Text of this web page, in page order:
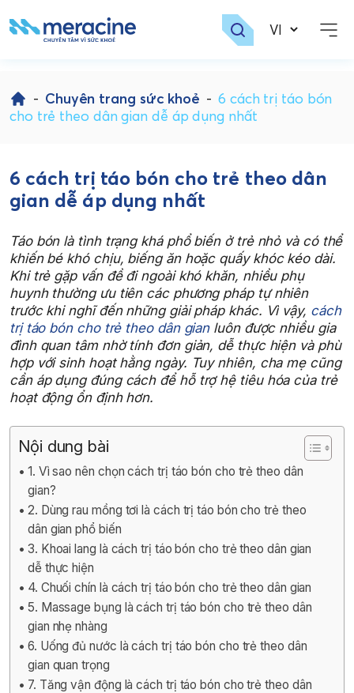
to
content
- Chuyên trang sức khoẻ - 6 cách trị táo bón
cho trẻ theo dân gian dễ áp dụng nhất
6 cách trị táo bón cho trẻ theo dân
gian dễ áp dụng nhất
Táo bón là tình trạng khá phổ biến ở trẻ nhỏ và có thể
khiến bé khó chịu, biếng ăn hoặc quấy khóc kéo dài.
Khi trẻ gặp vấn đề đi ngoài khó khăn, nhiều phụ
huynh thường ưu tiên các phương pháp tự nhiên
trước khi nghĩ đến những giải pháp khác. Vì vậy, cách
trị táo bón cho trẻ theo dân gianluôn được nhiều gia
đình quan tâm nhờ tính đơn giản, dễ thực hiện và phù
hợp với sinh hoạt hằng ngày. Tuy nhiên, cha mẹ cũng
cần áp dụng đúng cách để hỗ trợ hệ tiêu hóa của trẻ
hoạt động ổn định hơn.
Nội dung bài
1. Vì sao nên chọn cách trị táo bón cho trẻ theo dân
gian?
2. Dùng rau mồng tơi là cách trị táo bón cho trẻ theo
dân gian phổ biến
3. Khoai lang là cách trị táo bón cho trẻ theo dân gian
dễ thực hiện
4. Chuối chín là cách trị táo bón cho trẻ theo dân gian
5. Massage bụng là cách trị táo bón cho trẻ theo dân
gian nhẹ nhàng
6. Uống đủ nước là cách trị táo bón cho trẻ theo dân
gian quan trọng
7. Tăng vận động là cách trị táo bón cho trẻ theo dân